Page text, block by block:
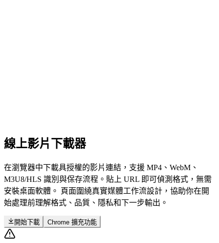
線上影片下載器
在瀏覽器中下載具授權的影片連結，支援 MP4、WebM、
M3U8/HLS 識別與保存流程。貼上 URL 即可偵測格式，無需
安裝桌面軟體。 頁面圍繞真實媒體工作流設計，協助你在開
始處理前理解格式、品質、隱私和下一步輸出。
開始下載 Chrome 擴充功能